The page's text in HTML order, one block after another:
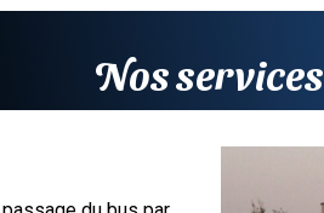
Nos services